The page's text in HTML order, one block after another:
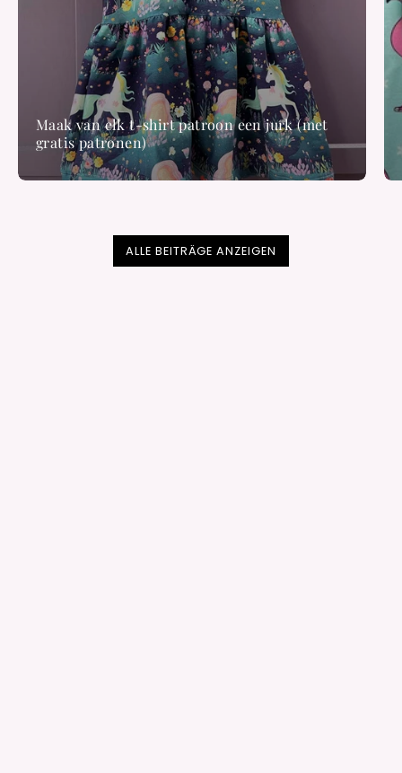
Maak van elk t-shirt patroon een jurk (met
gratis patronen)
ALLE BEITRÄGE ANZEIGEN